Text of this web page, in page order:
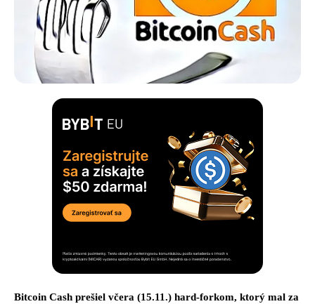
Bitcoin Cash prešiel včera (15.11.) hard-forkom, ktorý mal za